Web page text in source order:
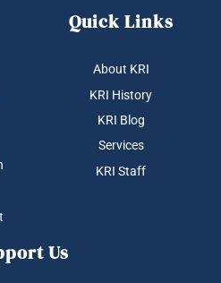
Quick Links
About KRI
KRI History
KRI Blog
Services
KRI Staff
Us